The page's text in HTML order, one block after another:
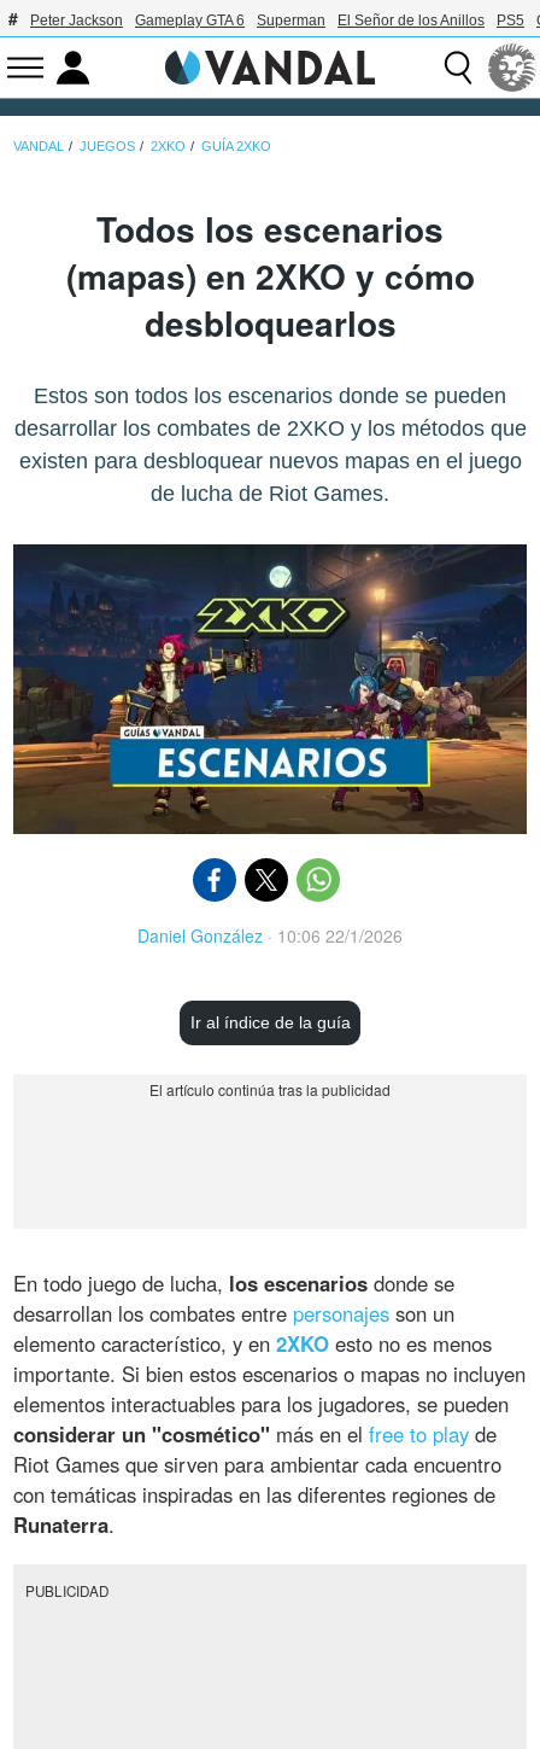
Peter Jackson Gameplay GTA 6 Superman El Señor de los Anillos PS5
VANDAL JUEGOS 2XKO GUÍA 2XKO
Todos los escenarios
(mapas) en 2XKO y cómo
desbloquearlos
Estos son todos los escenarios donde se pueden
desarrollar los combates de 2XKO y los métodos que
existen para desbloquear nuevos mapas en el juego
de lucha de Riot Games.
Daniel González · 10:06 22/1/2026
Ir al índice de la guía
En todo juego de lucha, los escenarios donde se
desarrollan los combates entre personajes son un
elemento característico, y en2XKO esto no es menos
importante. Si bien estos escenarios o mapas no incluyen
elementos interactuables para los jugadores, se pueden
considerar un "cosmético" más en elfree to play de
Riot Games que sirven para ambientar cada encuentro
con temáticas inspiradas en las diferentes regiones de
Runaterra.
PUBLICIDAD